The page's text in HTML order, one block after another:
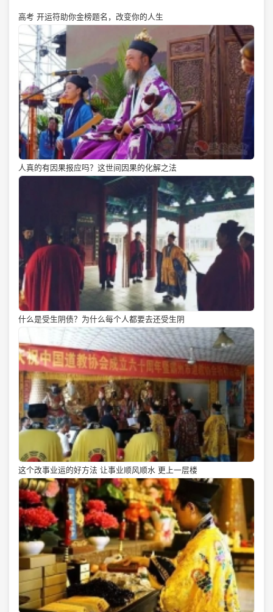
高考 开运符助你金榜题名，改变你的人生
人真的有因果报应吗？这世间因果的化解之法
什么是受生阴债？为什么每个人都要去还受生阴
这个改事业运的好方法 让事业顺风顺水 更上一层楼